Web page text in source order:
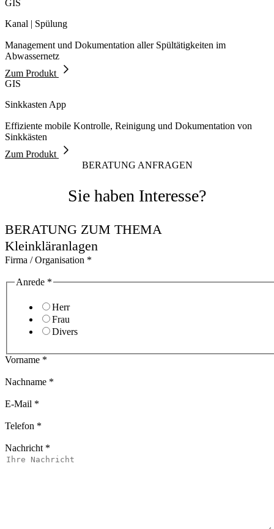
GIS
Kanal | Spülung
Management und Dokumentation aller Spültätigkeiten im
Abwassernetz
Zum Produkt
GIS
Sinkkasten App
Effiziente mobile Kontrolle, Reinigung und Dokumentation von
Sinkkästen
Zum Produkt
BERATUNG ANFRAGEN
Sie haben Interesse?
BERATUNG ZUM THEMA
Kleinkläranlagen
Firma / Organisation *
Anrede *
Herr
Frau
Divers
Vorname *
Nachname *
E-Mail *
Telefon *
Nachricht *